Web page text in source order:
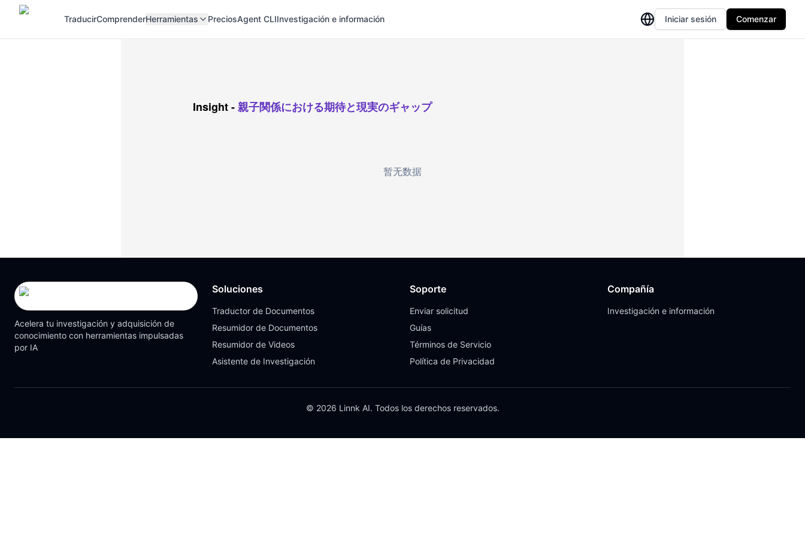
TraducirComprenderHerramientas PreciosAgent CLIInvestigación e información Iniciar sesión Comenzar
Insight-親子関係における期待と現実のギャップ
暂无数据
Acelera tu investigación y adquisición de
conocimiento con herramientas impulsadas
por IA
Soluciones
Traductor de Documentos
Resumidor de Documentos
Resumidor de Videos
Asistente de Investigación
Soporte
Enviar solicitud
Guías
Términos de Servicio
Política de Privacidad
Compañía
Investigación e información
© 2026 Linnk AI. Todos los derechos reservados.